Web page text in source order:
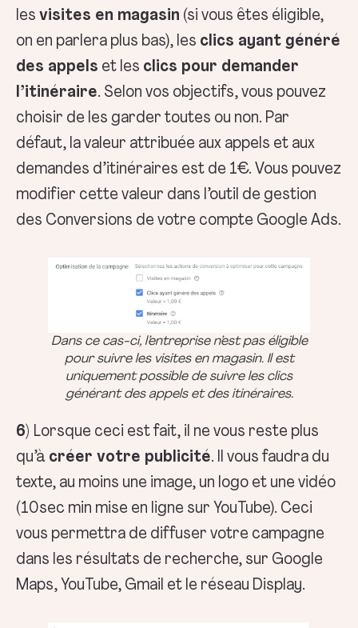
les visites en magasin (si vous êtes éligible,
on en parlera plus bas), les clics ayant généré
des appels et les clics pour demander
l’itinéraire. Selon vos objectifs, vous pouvez
choisir de les garder toutes ou non. Par
défaut, la valeur attribuée aux appels et aux
demandes d’itinéraires est de 1€. Vous pouvez
modifier cette valeur dans l’outil de gestion
des Conversions de votre compte Google Ads.
Dans ce cas-ci, l’entreprise n’est pas éligible
pour suivre les visites en magasin. Il est
uniquement possible de suivre les clics
générant des appels et des itinéraires.
6) Lorsque ceci est fait, il ne vous reste plus
qu’à créer votre publicité. Il vous faudra du
texte, au moins une image, un logo et une vidéo
(10sec min mise en ligne sur YouTube). Ceci
vous permettra de diffuser votre campagne
dans les résultats de recherche, sur Google
Maps, YouTube, Gmail et le réseau Display.